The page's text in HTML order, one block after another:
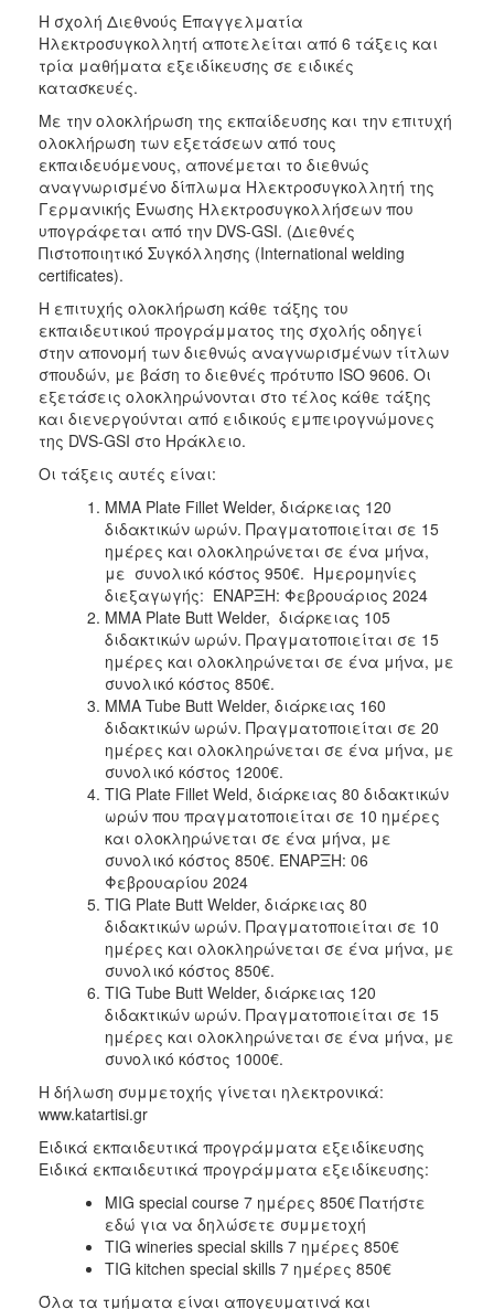
ΔΗΜΟΣ
ΠΟΛΙΤΙΣΜΟΣ
ΑΝΘΕΚΤΙΚΗ
ΠΟΛΗ
Η σχολή Διεθνούς Επαγγελματία
Ηλεκτροσυγκολλητή αποτελείται από 6 τάξεις και
τρία μαθήματα εξειδίκευσης σε ειδικές
κατασκευές.
Με την ολοκλήρωση της εκπαίδευσης και την επιτυχή
ολοκλήρωση των εξετάσεων από τους
εκπαιδευόμενους, απονέμεται το διεθνώς
αναγνωρισμένο δίπλωμα Ηλεκτροσυγκολλητή της
Γερμανικής Ένωσης Ηλεκτροσυγκολλήσεων που
υπογράφεται από την DVS-GSI. (Διεθνές
Πιστοποιητικό Συγκόλλησης (International welding
certificates).
Η επιτυχής ολοκλήρωση κάθε τάξης του
εκπαιδευτικού προγράμματος της σχολής οδηγεί
στην απονομή των διεθνώς αναγνωρισμένων τίτλων
σπουδών, με βάση το διεθνές πρότυπο ISO 9606. Οι
εξετάσεις ολοκληρώνονται στο τέλος κάθε τάξης
και διενεργούνται από ειδικούς εμπειρογνώμονες
της DVS-GSI στο Ηράκλειο.
Οι τάξεις αυτές είναι:
MMA Plate Fillet Welder, διάρκειας 120
διδακτικών ωρών. Πραγματοποιείται σε 15
ημέρες και ολοκληρώνεται σε ένα μήνα,
με συνολικό κόστος 950€. Ημερομηνίες
διεξαγωγής: ΈΝΑΡΞΗ: Φεβρουάριος 2024
MMA Plate Butt Welder, διάρκειας 105
διδακτικών ωρών. Πραγματοποιείται σε 15
ημέρες και ολοκληρώνεται σε ένα μήνα, με
συνολικό κόστος 850€.
MMA Tube Butt Welder, διάρκειας 160
διδακτικών ωρών. Πραγματοποιείται σε 20
ημέρες και ολοκληρώνεται σε ένα μήνα, με
συνολικό κόστος 1200€.
TIG Plate Fillet Weld, διάρκειας 80 διδακτικών
ωρών που πραγματοποιείται σε 10 ημέρες
και ολοκληρώνεται σε ένα μήνα, με
συνολικό κόστος 850€. ΈΝΑΡΞΗ: 06
Φεβρουαρίου 2024
TIG Plate Butt Welder, διάρκειας 80
διδακτικών ωρών. Πραγματοποιείται σε 10
ημέρες και ολοκληρώνεται σε ένα μήνα, με
συνολικό κόστος 850€.
TIG Tube Butt Welder, διάρκειας 120
διδακτικών ωρών. Πραγματοποιείται σε 15
ημέρες και ολοκληρώνεται σε ένα μήνα, με
συνολικό κόστος 1000€.
Η δήλωση συμμετοχής γίνεται ηλεκτρονικά:
www.katartisi.gr
Ειδικά εκπαιδευτικά προγράμματα εξειδίκευσης
Ειδικά εκπαιδευτικά προγράμματα εξειδίκευσης:
MIG special course 7 ημέρες 850€ Πατήστε
εδώ για να δηλώσετε συμμετοχή
TIG wineries special skills 7 ημέρες 850€
TIG kitchen special skills 7 ημέρες 850€
Όλα τα τμήματα είναι απογευματινά και